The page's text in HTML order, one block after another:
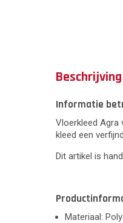
Beschrijving
Informatie
Vloerkleed Agra
kleed een
Dit artikel is
Materiaal: